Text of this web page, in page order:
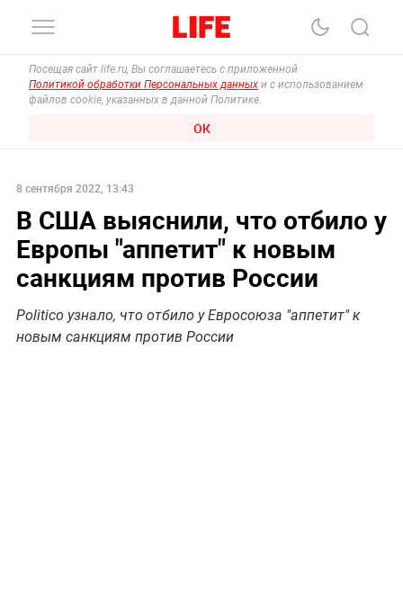
Посещая сайт life.ru, Вы соглашаетесь с приложенной
Политикой обработки Персональных данных и с использованием
файлов cookie, указанных в данной Политике.
ОК
8 сентября 2022, 13:43
В США выяснили, что отбило у
Европы "аппетит" к новым
санкциям против России
Politico узнало, что отбило у Евросоюза "аппетит" к
новым санкциям против России